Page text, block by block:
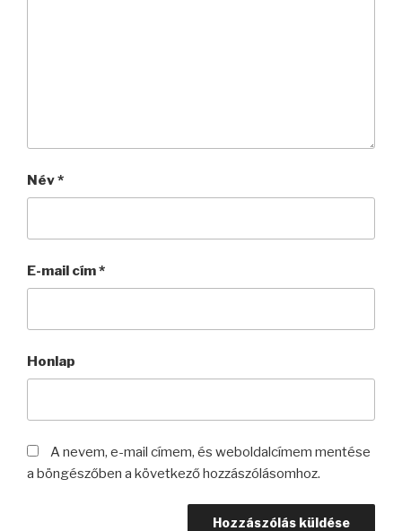
Név*
E-mail cím*
Honlap
A nevem, e-mail címem, és weboldalcímem mentése
a böngészőben a következő hozzászólásomhoz.